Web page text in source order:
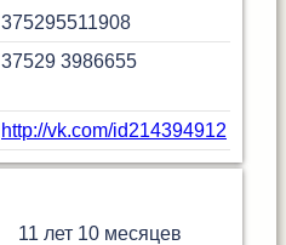
375295511908
37529 3986655
http://vk.com/id214394912
11 лет 10 месяцев